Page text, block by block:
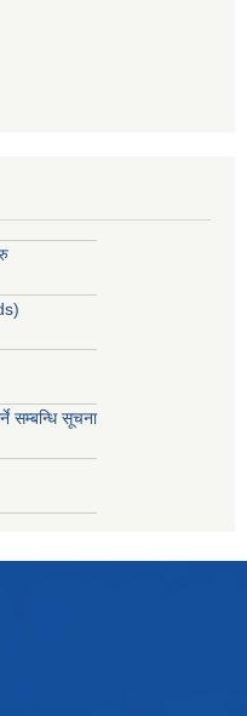
सम्बन्धि सूचना